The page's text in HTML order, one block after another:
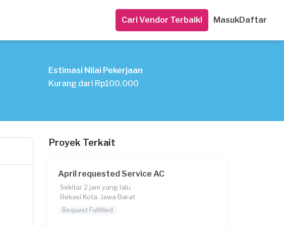
Cari Vendor Terbaik! MasukDaftar
Estimasi Nilai Pekerjaan
Kurang dari Rp100.000
Proyek Terkait
April requested Service AC
Sekitar 2 jam yang lalu
Bekasi Kota, Jawa Barat
Request Fulfilled